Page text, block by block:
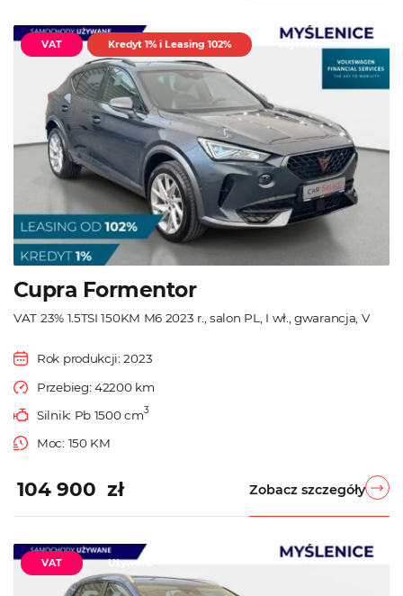
VAT Kredyt 1% i Leasing 102%
Cupra Formentor
VAT 23% 1.5TSI 150KM M6 2023 r., salon PL, I wł., gwarancja, V
Rok produkcji: 2023
Przebieg: 42200 km
Silnik: Pb 1500 cm3
Moc: 150 KM
104 900 zł Zobacz szczegóły
VAT Używane